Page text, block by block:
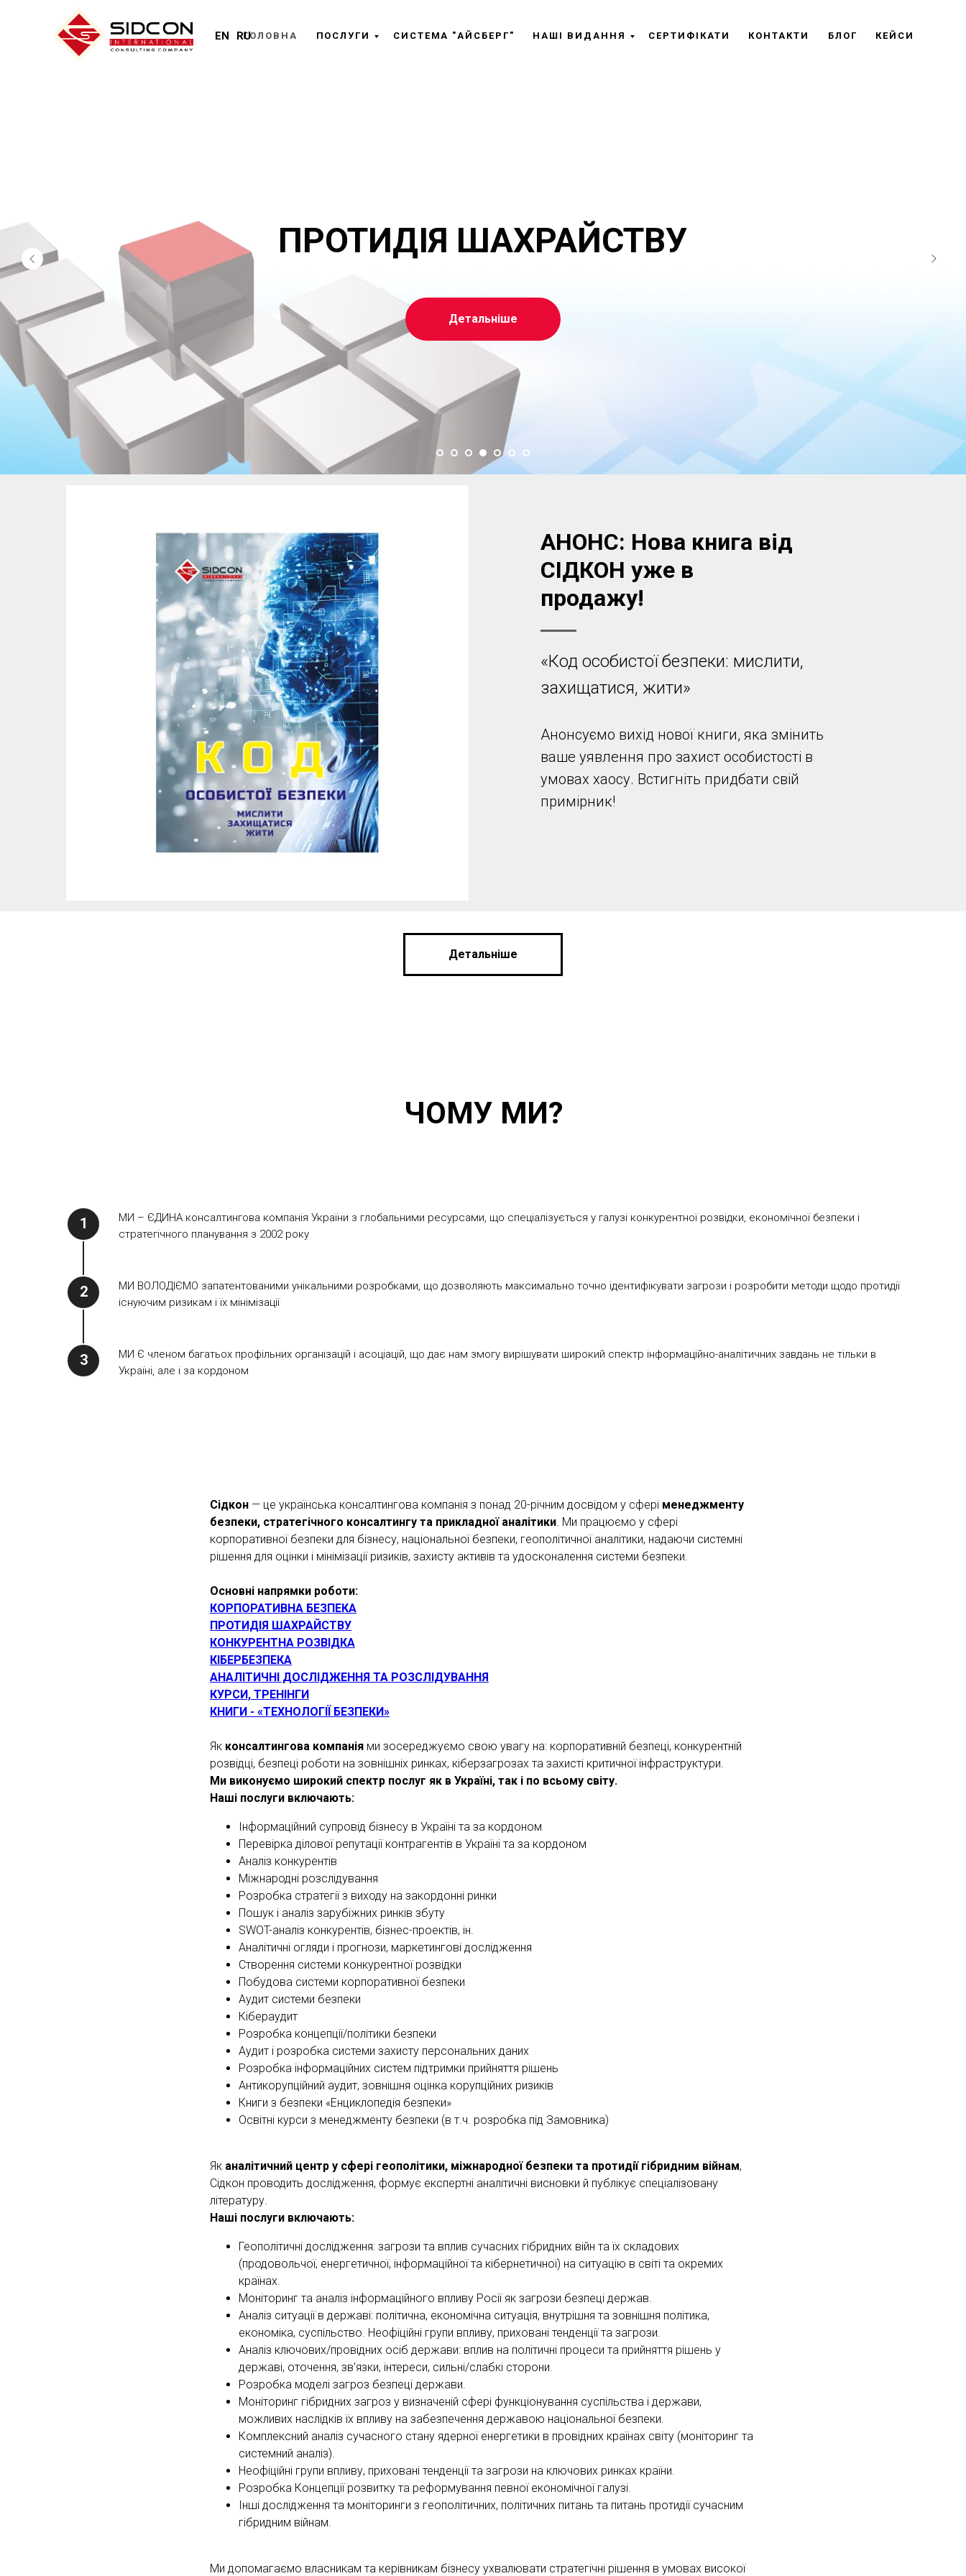
ГОЛОВНА ПОСЛУГИ СИСТЕМА "АЙСБЕРГ" НАШІ ВИДАННЯ СЕРТИФІКАТИ КОНТАКТИ БЛОГ КЕЙСИ
EN RU
ПРОТИДІЯ ШАХРАЙСТВУ
Детальніше
АНОНС: Нова книга від
СІДКОН уже в
продажу!
«Код особистої безпеки: мислити,
захищатися, жити»
Анонсуємо вихід нової книги, яка змінить
ваше уявлення про захист особистості в
умовах хаосу. Встигніть придбати свій
примірник!
Детальніше
ЧОМУ МИ?
МИ – ЄДИНА консалтингова компанія України з глобальними ресурсами, що спеціалізується у галузі конкурентної розвідки, економічної безпеки і
стратегічного планування з 2002 року
МИ ВОЛОДІЄМО запатентованими унікальними розробками, що дозволяють максимально точно ідентифікувати загрози і розробити методи щодо протидії
існуючим ризикам і їх мінімізації
МИ Є членом багатьох профільних організацій і асоціацій, що дає нам змогу вирішувати широкий спектр інформаційно-аналітичних завдань не тільки в
Україні, але і за кордоном
Сідкон — це українська консалтингова компанія з понад 20-річним досвідом у сфері менеджменту
безпеки, стратегічного консалтингу та прикладної аналітики . Ми працюємо у сфері
корпоративної безпеки для бізнесу, національної безпеки, геополітичної аналітики, надаючи системні
рішення для оцінки і мінімізації ризиків, захисту активів та удосконалення системи безпеки.
Основні напрямки роботи:
КОРПОРАТИВНА БЕЗПЕКА
ПРОТИДІЯ ШАХРАЙСТВУ
КОНКУРЕНТНА РОЗВІДКА
КІБЕРБЕЗПЕКА
АНАЛІТИЧНІ ДОСЛІДЖЕННЯ ТА РОЗСЛІДУВАННЯ
КУРСИ, ТРЕНІНГИ
КНИГИ - «ТЕХНОЛОГІЇ БЕЗПЕКИ»
Як консалтингова компанія ми зосереджуємо свою увагу на: корпоративній безпеці, конкурентній
розвідці, безпеці роботи на зовнішніх ринках, кіберзагрозах та захисті критичної інфраструктури.
Ми виконуємо широкий спектр послуг як в Україні, так і по всьому світу.
Наші послуги включають:
Інформаційний супровід бізнесу в Україні та за кордоном
Перевірка ділової репутації контрагентів в Україні та за кордоном
Аналіз конкурентів
Міжнародні розслідування
Розробка стратегії з виходу на закордонні ринки
Пошук і аналіз зарубіжних ринків збуту
SWOT-аналіз конкурентів, бізнес-проектів, ін.
Аналітичні огляди і прогнози, маркетингові дослідження
Створення системи конкурентної розвідки
Побудова системи корпоративної безпеки
Аудит системи безпеки
Кібераудит
Розробка концепції/політики безпеки
Аудит і розробка системи захисту персональних даних
Розробка інформаційних систем підтримки прийняття рішень
Антикорупційний аудит, зовнішня оцінка корупційних ризиків
Книги з безпеки «Енциклопедія безпеки»
Освітні курси з менеджменту безпеки (в т.ч. розробка під Замовника)
Як аналітичний центр у сфері геополітики, міжнародної безпеки та протидії гібридним війнам,
Сідкон проводить дослідження, формує експертні аналітичні висновки й публікує спеціалізовану
літературу.
Наші послуги включають:
Геополітичні дослідження: загрози та вплив сучасних гібридних війн та їх складових
(продовольчої, енергетичної, інформаційної та кібернетичної) на ситуацію в світі та окремих
країнах.
Моніторинг та аналіз інформаційного впливу Росії як загрози безпеці держав.
Аналіз ситуації в державі: політична, економічна ситуація, внутрішня та зовнішня політика,
економіка, суспільство. Неофіційні групи впливу, приховані тенденції та загрози.
Аналіз ключових/провідних осіб держави: вплив на політичні процеси та прийняття рішень у
державі, оточення, зв'язки, інтереси, сильні/слабкі сторони.
Розробка моделі загроз безпеці держави.
Моніторинг гібридних загроз у визначеній сфері функціонування суспільства і держави,
можливих наслідків їх впливу на забезпечення державою національної безпеки.
Комплексний аналіз сучасного стану ядерної енергетики в провідних країнах світу (моніторинг та
системний аналіз).
Неофіційні групи впливу, приховані тенденції та загрози на ключових ринках країни.
Розробка Концепції розвитку та реформування певної економічної галузі.
Інші дослідження та моніторинги з геополітичних, політичних питань та питань протидії сучасним
гібридним війнам.
Ми допомагаємо власникам та керівникам бізнесу ухвалювати стратегічні рішення в умовах високої